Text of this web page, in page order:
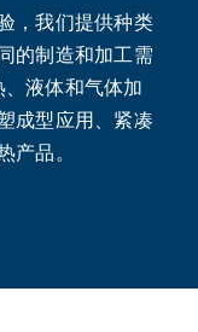
，我们提供种类
的制造和加工需
液体和气体加
成型应用、紧凑
产品。